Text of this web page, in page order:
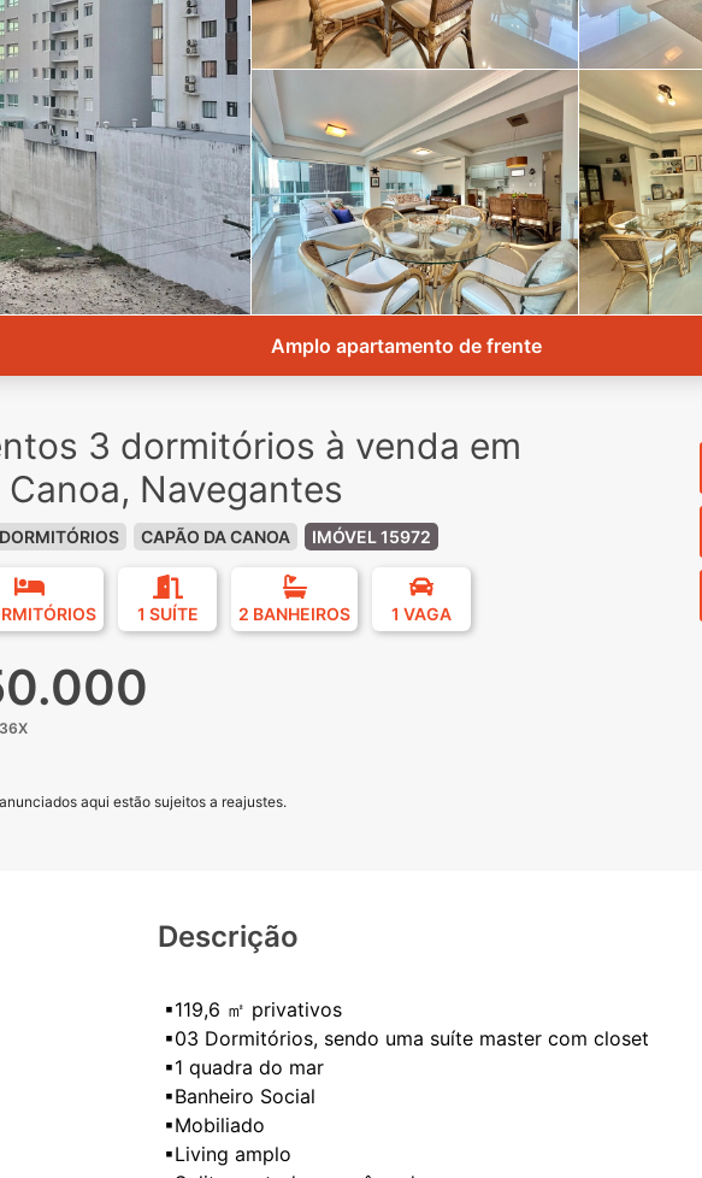
Amplo apartamento de frente
3 dormitórios à venda em
Navegantes
CAPÃO DA CANOA IMÓVEL 15972
1 SUÍTE 2 BANHEIROS 1 VAGA
aqui estão sujeitos a reajustes.
Descrição
▪119,6 ㎡ privativos
▪03 Dormitórios, sendo uma suíte master com closet
▪1 quadra do mar
▪Banheiro Social
▪Mobiliado
▪Living amplo